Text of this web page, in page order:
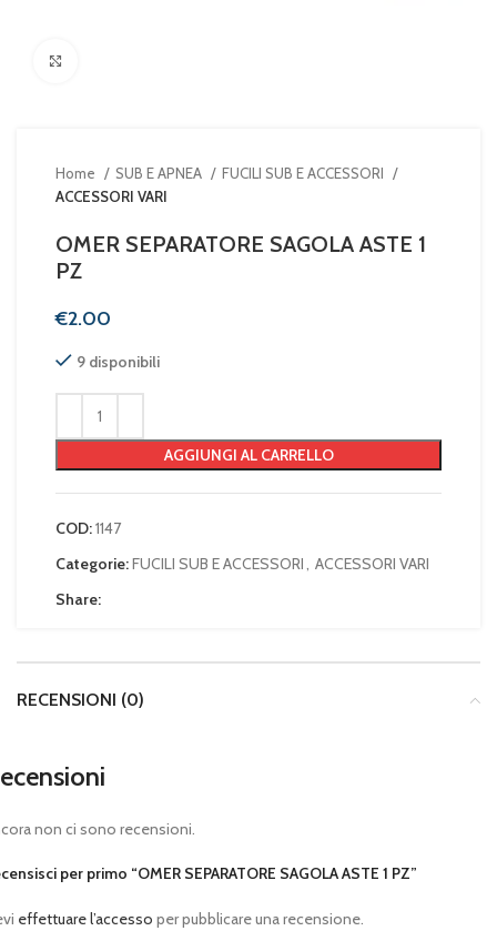
Home SUB E APNEA
FUCILI SUB E ACCESSORI
ACCESSORI VARI
OMER SEPARATORE SAGOLA ASTE 1
PZ
€
9 disponibili
AGGIUNGI AL CARRELLO
COD:1147
Categorie:FUCILI SUB E ACCESSORI, ACCESSORI VARI
Share:
RECENSIONI (0)
non ci sono recensioni.
per primo “OMER SEPARATORE SAGOLA ASTE 1 PZ”
effettuare l’accesso per pubblicare una recensione.